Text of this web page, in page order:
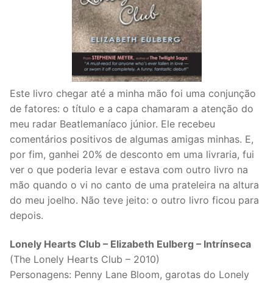
Este livro chegar até a minha mão foi uma conjunção
de fatores: o título e a capa chamaram a atenção do
meu radar Beatlemaníaco júnior. Ele recebeu
comentários positivos de algumas amigas minhas. E,
por fim, ganhei 20% de desconto em uma livraria, fui
ver o que poderia levar e estava com outro livro na
mão quando o vi no canto de uma prateleira na altura
do meu joelho. Não teve jeito: o outro livro ficou para
depois.
Lonely Hearts Club – Elizabeth Eulberg – Intrínseca
(The Lonely Hearts Club – 2010)
Personagens: Penny Lane Bloom, garotas do Lonely